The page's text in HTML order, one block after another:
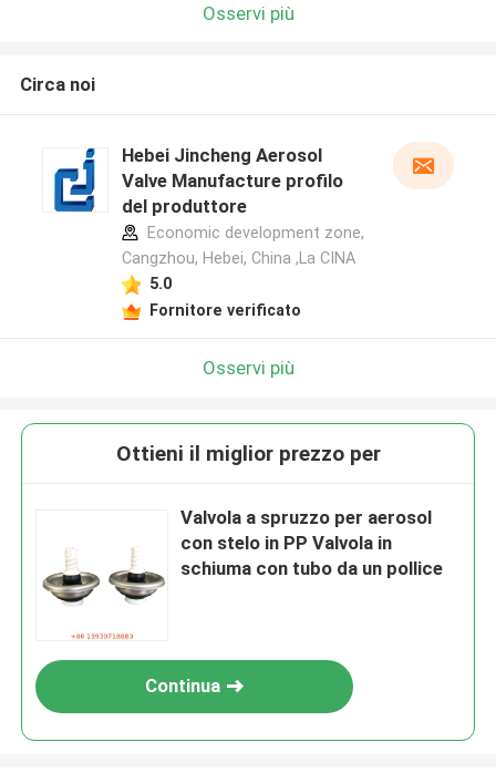
Osservi più
Circa noi
Hebei Jincheng Aerosol
Valve Manufacture profilo
del produttore
Economic development zone,
Cangzhou, Hebei, China ,La CINA
5.0
Fornitore verificato
Osservi più
Ottieni il miglior prezzo per
Valvola a spruzzo per aerosol
con stelo in PP Valvola in
schiuma con tubo da un pollice
Continua